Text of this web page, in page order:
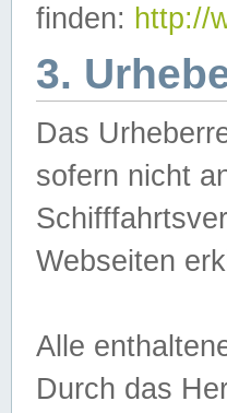
finden: http://
3.
Das
sofern nicht
Webseiten
Alle
Durch das